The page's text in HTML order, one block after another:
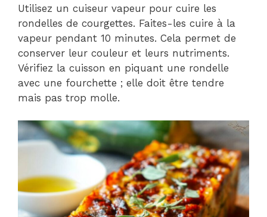
Utilisez un cuiseur vapeur pour cuire les
rondelles de courgettes. Faites-les cuire à la
vapeur pendant 10 minutes. Cela permet de
conserver leur couleur et leurs nutriments.
Vérifiez la cuisson en piquant une rondelle
avec une fourchette ; elle doit être tendre
mais pas trop molle.